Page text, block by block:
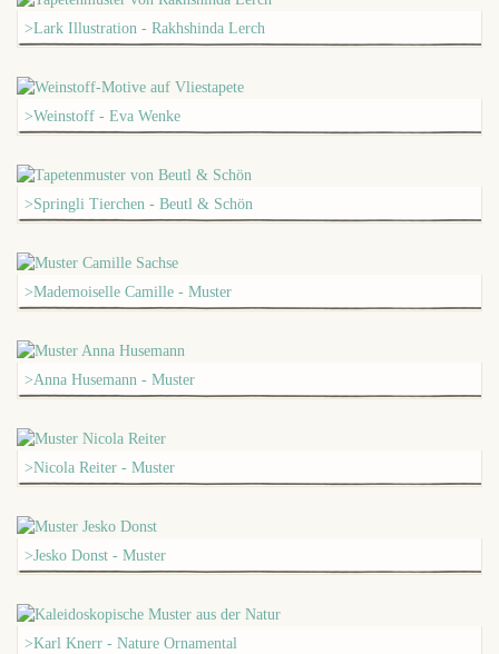
>Lark Illustration - Rakhshinda Lerch
>Weinstoff - Eva Wenke
>Springli Tierchen - Beutl & Schön
>Mademoiselle Camille - Muster
>Anna Husemann - Muster
>Nicola Reiter - Muster
>Jesko Donst - Muster
>Karl Knerr - Nature Ornamental